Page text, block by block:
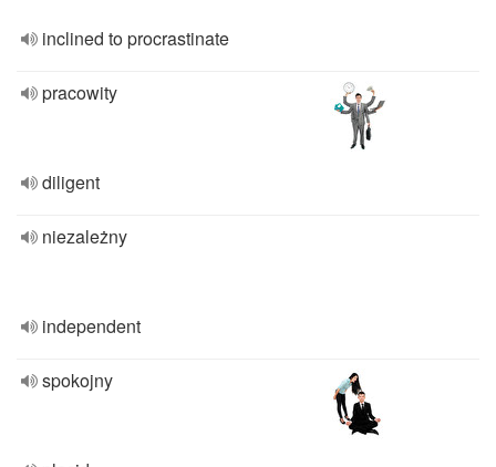
inclined to procrastinate
pracowity
diligent
niezależny
independent
spokojny